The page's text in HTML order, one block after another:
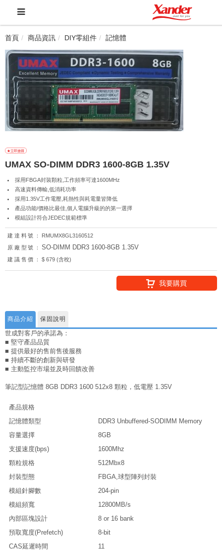
首頁 商品資訊 DIY零組件 記憶體
UMAX SO-DIMM DDR3 1600-8GB 1.35V
採用FBGA封裝顆粒,工作頻率可達1600MHz
高速資料傳輸,低消耗功率
採用1.35V工作電壓,耗熱性與耗電量皆降低
產品功能/價格比最佳,個人電腦升級的的第一選擇
模組設計符合JEDEC規範標準
建達料號：
RMUMX8GL3160512
原廠型號：
SO-DIMM DDR3 1600-8GB 1.35V
建議售價： $ 679 (含稅)
我要購買
商品介紹 保固說明
世成對客戶的承諾為：
■ 堅守產品品質
■ 提供最好的售前售後服務
■ 持續不斷的創新與研發
■ 主動監控市場並及時回饋改善
筆記型記憶體 8GB DDR3 1600 512x8 顆粒，低電壓 1.35V
產品規格
記憶體類型
DDR3 Unbuffered-SODIMM Memory
容量選擇
8GB
支援速度(bps)
1600Mhz
顆粒規格
512Mbx8
封裝型態
FBGA,球型陣列封裝
模組針腳數
204-pin
模組頻寬
12800MB/s
內部區塊設計
8 or 16 bank
預取寬度(Prefetch)
8-bit
CAS延遲時間
11